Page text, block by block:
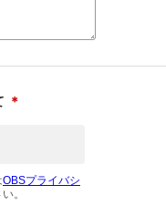
＊
OBSプライバシ
。